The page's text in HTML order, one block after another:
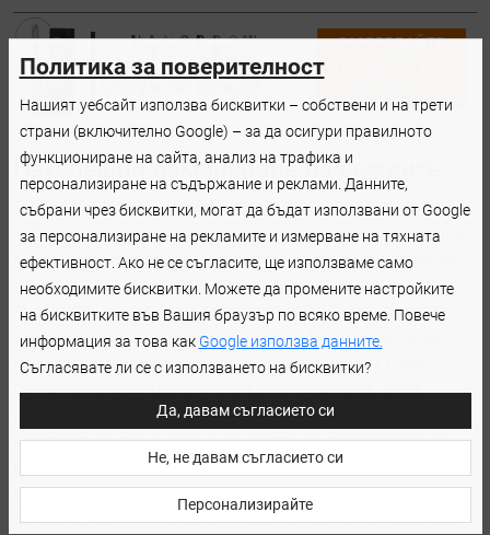
Серум за вежди
Неуспешно ламиниране на веждите
Ламинирането на вежди е лесно и безпроблемно, ако
използвате правилния комплект, подробни инструкции,
качествени продукти и правилно обозначени флакони.
Процедурата може да завърши с неуспех, ако
съхранявате разтвора твърде дълго или не спазвате
указанията за последваща грижа. Много хора правят
грешки, като мокрят веждите си или нанасят грим,
преди да са минали двадесет и четири часа. Това
разваля ефекта. Друга грешка е използването на
комплект за ламиниране на мигли за ламиниране на
веждите. Запомнете: когато правите ламиниране на
вежди, винаги следвайте инструкциите на
производителя и избирайте само качествени решения,
Политика за поверителност
Нашият уебсайт използва бисквитки – собствени и на трети
страни (включително Google) – за да осигури правилното
функциониране на сайта, анализ на трафика и
персонализиране на съдържание и реклами. Данните,
събрани чрез бисквитки, могат да бъдат използвани от Google
за персонализиране на рекламите и измерване на тяхната
ефективност. Ако не се съгласите, ще използваме само
необходимите бисквитки. Можете да промените настройките
на бисквитките във Вашия браузър по всяко време. Повече
информация за това как Google използва данните.
Съгласявате ли се с използването на бисквитки?
Да, давам съгласието си
Не, не давам съгласието си
Персонализирайте